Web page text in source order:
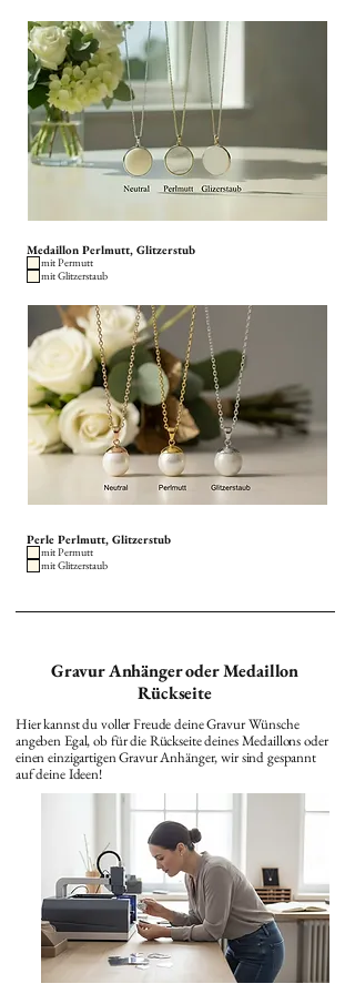
Medaillon Perlmutt, Glitzerstub
mit Permutt
mit Glitzerstaub
Perle Perlmutt, Glitzerstub
mit Permutt
mit Glitzerstaub
Gravur Anhänger oder Medaillon
Rückseite
Hier kannst du voller Freude deine Gravur Wünsche
angeben Egal, ob für die Rückseite deines Medaillons oder
einen einzigartigen Gravur Anhänger, wir sind gespannt
auf deine Ideen!